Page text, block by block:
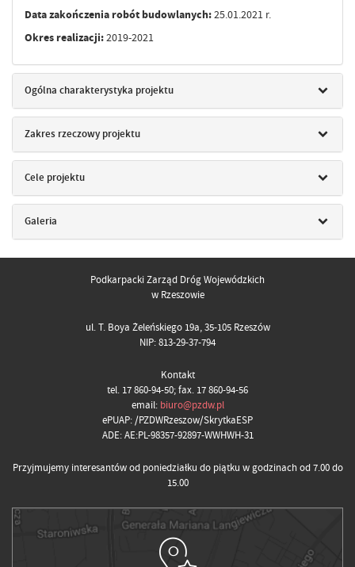
Data zakończenia robót budowlanych:25.01.2021 r.
Okres realizacji:2019-2021
Ogólna charakterystyka projektu
Zakres rzeczowy projektu
Cele projektu
Galeria
Podkarpacki Zarząd Dróg Wojewódzkich
w Rzeszowie
ul. T. Boya Żeleńskiego 19a, 35-105 Rzeszów
NIP: 813-29-37-794
Kontakt
tel. 17 860-94-50; fax. 17 860-94-56
email: biuro@pzdw.pl
ePUAP: /PZDWRzeszow/SkrytkaESP
ADE: AE:PL-98357-92897-WWHWH-31
Przyjmujemy interesantów od poniedziałku do piątku w godzinach od 7.00 do
15.00